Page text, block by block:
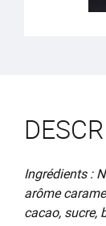
Ingrédients :
arôme
cacao, sucre,